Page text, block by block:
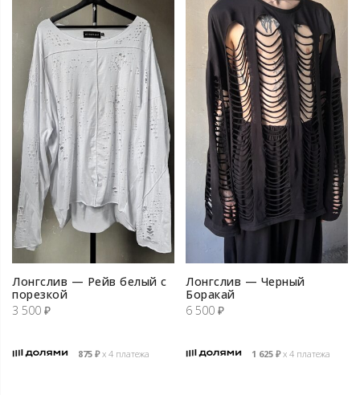
Лонгслив — Рейв белый с
порезкой
3 500 ₽
875 ₽х 4 платежа
Лонгслив — Черный
Боракай
6 500 ₽
1 625 ₽х 4 платежа